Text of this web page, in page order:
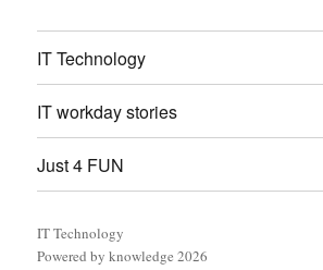
IT Technology
IT workday stories
Just 4 FUN
IT Technology
Powered by knowledge 2026